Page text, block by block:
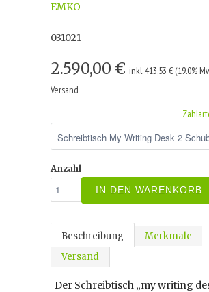
EMKO
031021
2.590,00 € inkl. 413,53 € (19.0%
Versand
Anzahl
IN DEN WARENKORB
Beschreibung
Merkmale
Versand
Der Schreibtisch „my writing